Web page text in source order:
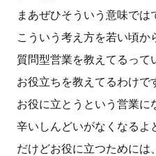
まあぜひそういう意味では
こういう考え方を若い頃か
質問型営業を教えてるって
お役立ちを教えてるわけで
お役に立とうという営業に
辛いしんどいがなくなるよ
だけどお役に立つためには、